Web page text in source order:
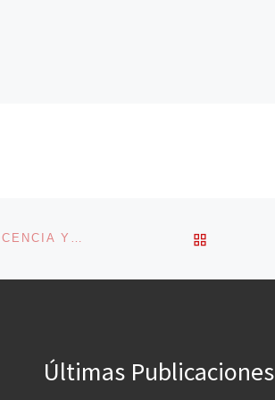
SENTENCIAS MEDIÁTICAS: LA PRESUNCIÓN DE INOCENCIA Y SUS REPERCUSIONES
Últimas Publicaciones